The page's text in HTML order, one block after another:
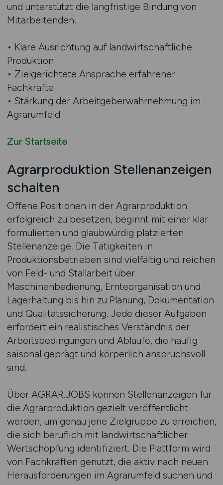
und unterstützt die langfristige Bindung von
Mitarbeitenden.
• Klare Ausrichtung auf landwirtschaftliche
Produktion
• Zielgerichtete Ansprache erfahrener
Fachkräfte
• Stärkung der Arbeitgeberwahrnehmung im
Agrarumfeld
Zur Startseite
Agrarproduktion Stellenanzeigen
schalten
Offene Positionen in der Agrarproduktion
erfolgreich zu besetzen, beginnt mit einer klar
formulierten und glaubwürdig platzierten
Stellenanzeige. Die Tätigkeiten in
Produktionsbetrieben sind vielfältig und reichen
von Feld- und Stallarbeit über
Maschinenbedienung, Ernteorganisation und
Lagerhaltung bis hin zu Planung, Dokumentation
und Qualitätssicherung. Jede dieser Aufgaben
erfordert ein realistisches Verständnis der
Arbeitsbedingungen und Abläufe, die häufig
saisonal geprägt und körperlich anspruchsvoll
sind.
Über AGRAR.JOBS können Stellenanzeigen für
die Agrarproduktion gezielt veröffentlicht
werden, um genau jene Zielgruppe zu erreichen,
die sich beruflich mit landwirtschaftlicher
Wertschöpfung identifiziert. Die Plattform wird
von Fachkräften genutzt, die aktiv nach neuen
Herausforderungen im Agrarumfeld suchen und